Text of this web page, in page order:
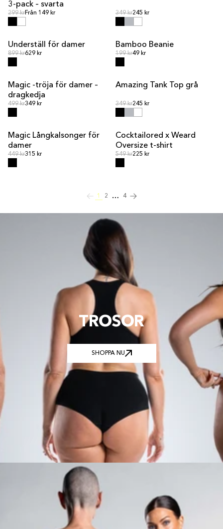
3-pack – svarta
Ordinarie pris
299 krOrdinarie pris
Från 149 kr Ordinarie pris
349 krOrdinarie pris
245 kr
REA
Underställ för damer
Ordinarie pris
899 krOrdinarie pris
629 kr
SLUT I LAGER
Bamboo Beanie
Ordinarie pris
199 krOrdinarie pris
49 kr
REA
Magic -tröja för damer –
dragkedja
Ordinarie pris
499 krOrdinarie pris
349 kr
REA
Amazing Tank Top grå
Ordinarie pris
349 krOrdinarie pris
245 kr
REA SLUT I LAGER
Magic Långkalsonger för
damer
Ordinarie pris
449 krOrdinarie pris
315 kr
Cocktailored x Weard
Oversize t-shirt
Ordinarie pris
549 krOrdinarie pris
225 kr
1 2 … 4
TROSOR
SHOPPA NU